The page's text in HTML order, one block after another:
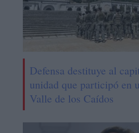
Defensa destituye al
unidad que participó en
Valle de los Caídos